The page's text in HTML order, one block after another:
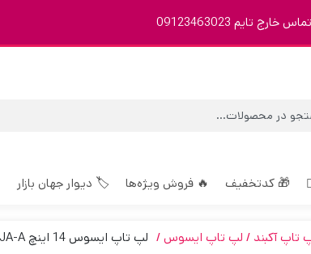
09123463023
🎁 کدتخفیف 🔥 فروش ویژه‌ها 🏷️ دیوار جهان بازار
تاپ آکبند لپ تاپ ایسوس لپ تاپ ایسوس 14 اینچ VivoBook 14 X409JA-A